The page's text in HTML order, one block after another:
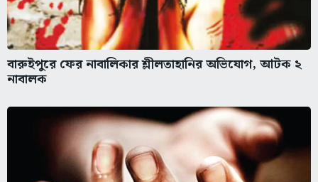
বারুইপুরে ফের নাবালিকার শ্লীলতাহানির অভিযোগ, আটক ২
নাবালক